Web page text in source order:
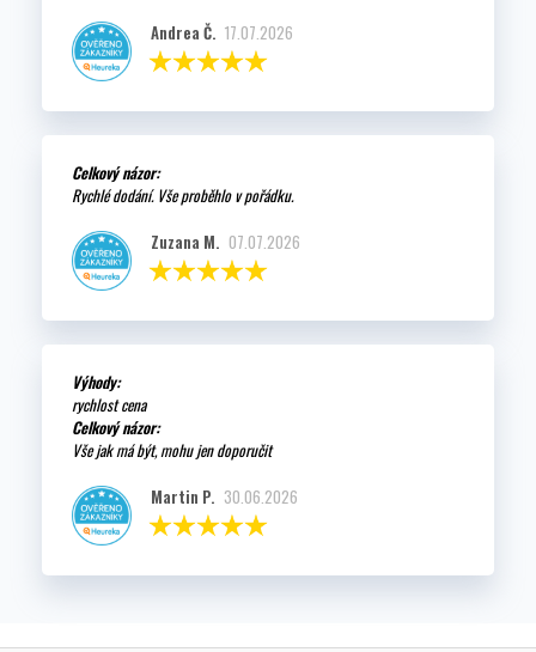
Andrea Č. 17.07.2026
Celkový názor:
Rychlé dodání. Vše proběhlo v pořádku.
Zuzana M. 07.07.2026
Výhody:
rychlost cena
Celkový názor:
Vše jak má být, mohu jen doporučit
Martin P. 30.06.2026